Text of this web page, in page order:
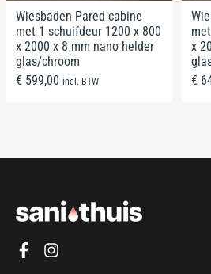
Wiesbaden Pared cabine
met 1 schuifdeur 1200 x 800
x 2000 x 8 mm nano helder
glas/chroom
€ 599,00 incl. BTW
x
€